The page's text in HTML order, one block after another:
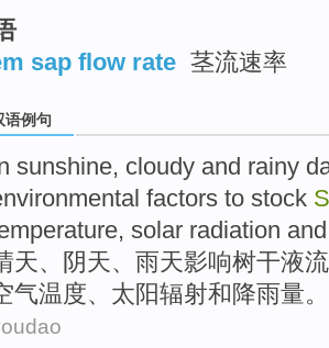
sap flow rate 茎流速率
语例句
sunshine, cloudy and rainy
factors to stock
, solar radiation and
天、 阴天、 雨天影响树干液流
气温度、 太阳辐射和降雨量。